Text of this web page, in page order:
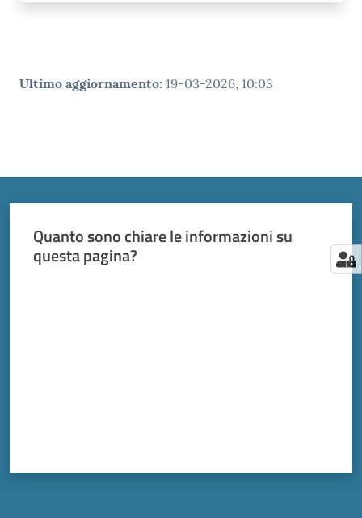
Ultimo aggiornamento: 19-03-2026, 10:03
Quanto sono chiare le informazioni su
questa pagina?